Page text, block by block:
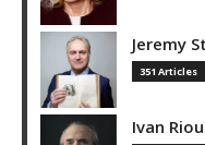
Jeremy
351 Articles
Ivan